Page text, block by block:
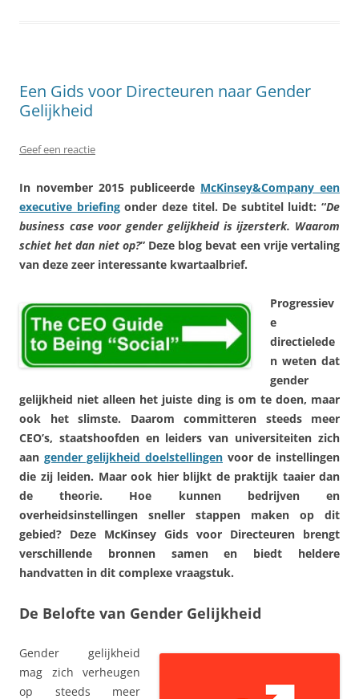
Een Gids voor Directeuren naar Gender
Gelijkheid
Geef een reactie
In november 2015 publiceerde McKinsey&Company een
executive briefingonder deze titel. De subtitel luidt: “De
business case voor gender gelijkheid is ijzersterk. Waarom
schiet het dan niet op?” Deze blog bevat een vrije vertaling
van deze zeer interessante kwartaalbrief.
Progressiev
e
directielede
n weten dat
gender
gelijkheid niet alleen het juiste ding is om te doen, maar
ook het slimste. Daarom committeren steeds meer
CEO’s, staatshoofden en leiders van universiteiten zich
aan gender gelijkheid doelstellingen voor de instellingen
die zij leiden. Maar ook hier blijkt de praktijk taaier dan
de theorie. Hoe kunnen bedrijven en
overheidsinstellingen sneller stappen maken op dit
gebied? Deze McKinsey Gids voor Directeuren brengt
verschillende bronnen samen en biedt heldere
handvatten in dit complexe vraagstuk.
De Belofte van Gender Gelijkheid
Gender gelijkheid
mag zich verheugen
op steeds meer